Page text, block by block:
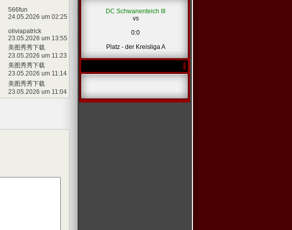
566fun
24.05.2026 um 02:25
oliviapatrick
23.05.2026 um 13:55
美图秀秀下载
23.05.2026 um 11:23
美图秀秀下载
23.05.2026 um 11:14
美图秀秀下载
23.05.2026 um 11:04
DC Schwanenteich III
vs
0:0
Platz - der Kreisliga A
*